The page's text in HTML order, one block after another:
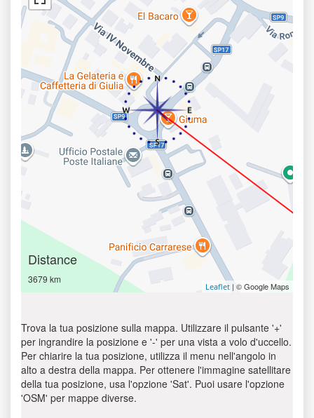
Distance
3679 km
Leaflet | © Google Maps
Trova la tua posizione sulla mappa. Utilizzare il pulsante '+'
per ingrandire la posizione e '-' per una vista a volo d'uccello.
Per chiarire la tua posizione, utilizza il menu nell'angolo in
alto a destra della mappa. Per ottenere l'immagine satellitare
della tua posizione, usa l'opzione 'Sat'. Puoi usare l'opzione
'OSM' per mappe diverse.